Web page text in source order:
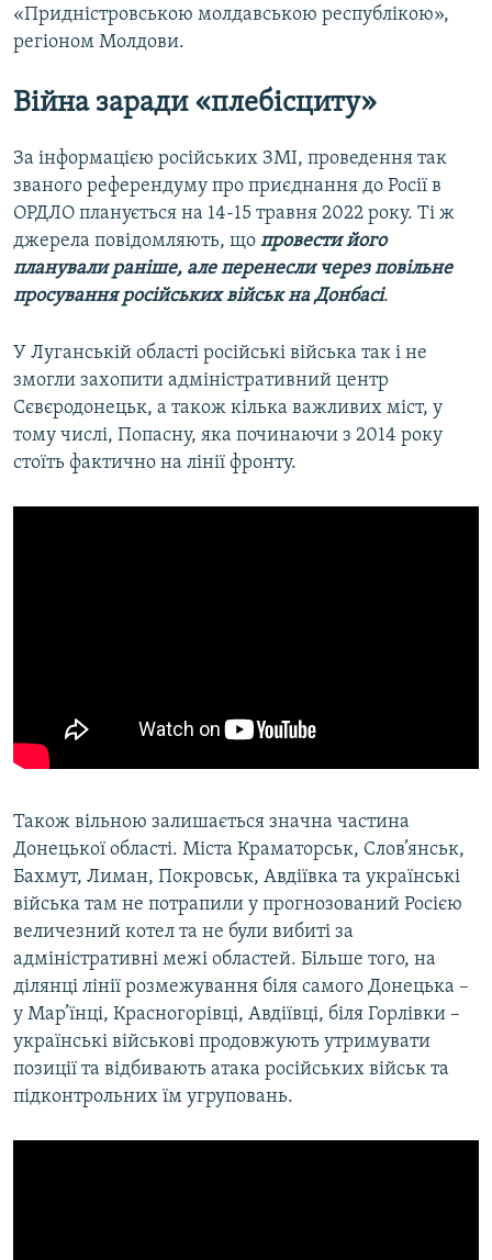
«Придністровською молдавською республікою»,
регіоном Молдови.
Війна заради «плебісциту»
За інформацією російських ЗМІ, проведення так
званого референдуму про приєднання до Росії в
ОРДЛО планується на 14-15 травня 2022 року. Ті ж
джерела повідомляють, що провести його
планували раніше, але перенесли через повільне
просування російських військ на Донбасі.
У Луганській області російські війська так і не
змогли захопити адміністративний центр
Сєвєродонецьк, а також кілька важливих міст, у
тому числі, Попасну, яка починаючи з 2014 року
стоїть фактично на лінії фронту.
Також вільною залишається значна частина
Донецької області. Міста Краматорськ, Слов’янськ,
Бахмут, Лиман, Покровськ, Авдіївка та українські
війська там не потрапили у прогнозований Росією
величезний котел та не були вибиті за
адміністративні межі областей. Більше того, на
ділянці лінії розмежування біля самого Донецька –
у Мар’їнці, Красногорівці, Авдіївці, біля Горлівки –
українські військові продовжують утримувати
позиції та відбивають атака російських військ та
підконтрольних їм угруповань.